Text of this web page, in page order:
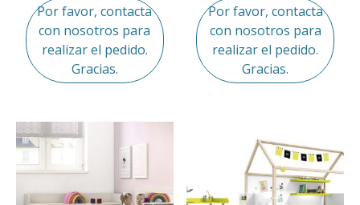
Por favor, contacta
con nosotros para
realizar el pedido.
Gracias.
Por favor, contacta
con nosotros para
realizar el pedido.
Gracias.